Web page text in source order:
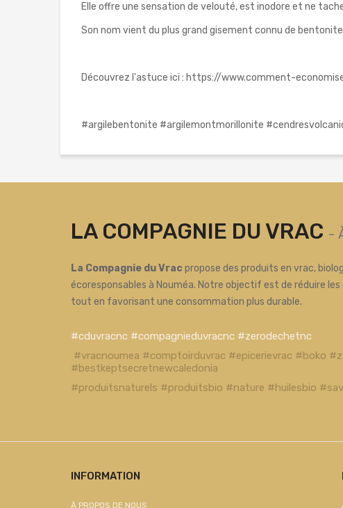
Elle offre une sensation de velouté, est inodore et ne
Son nom vient du plus grand gisement connu de
Découvrez l'astuce ici : https://www.comment-
#argilebentonite #argilemontmorillonite
LA COMPAGNIE DU VRAC -
La Compagnie du Vrac propose des produits en vrac,
écoresponsables à Nouméa. Notre objectif est de réduire
tout en favorisant une consommation plus durable.
#cduvracnc #compagnieduvracnc #zerodechetnc
#vracnoumea #comptoirduvrac #epicerievrac #boko
#bestkeptsecretnewcaledonia
#produitsnaturels #produitsbio #nature #huilesbio
INFORMATION
À PROPOS DE NOUS